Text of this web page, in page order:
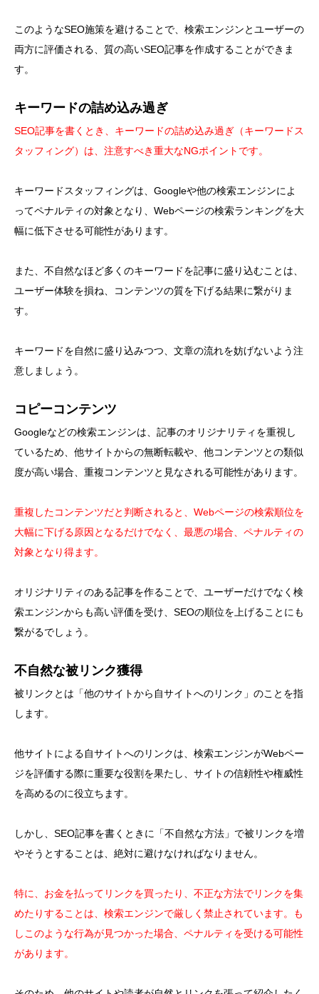
このようなSEO施策を避けることで、検索エンジンとユーザーの
両方に評価される、質の高いSEO記事を作成することができま
す。
キーワードの詰め込み過ぎ
SEO記事を書くとき、キーワードの詰め込み過ぎ（キーワードス
タッフィング）は、注意すべき重大なNGポイントです。
キーワードスタッフィングは、Googleや他の検索エンジンによ
ってペナルティの対象となり、Webページの検索ランキングを大
幅に低下させる可能性があります。
また、不自然なほど多くのキーワードを記事に盛り込むことは、
ユーザー体験を損ね、コンテンツの質を下げる結果に繋がりま
す。
キーワードを自然に盛り込みつつ、文章の流れを妨げないよう注
意しましょう。
コピーコンテンツ
Googleなどの検索エンジンは、記事のオリジナリティを重視し
ているため、他サイトからの無断転載や、他コンテンツとの類似
度が高い場合、重複コンテンツと見なされる可能性があります。
重複したコンテンツだと判断されると、Webページの検索順位を
大幅に下げる原因となるだけでなく、最悪の場合、ペナルティの
対象となり得ます。
オリジナリティのある記事を作ることで、ユーザーだけでなく検
索エンジンからも高い評価を受け、SEOの順位を上げることにも
繋がるでしょう。
不自然な被リンク獲得
被リンクとは「他のサイトから自サイトへのリンク」のことを指
します。
他サイトによる自サイトへのリンクは、検索エンジンがWebペー
ジを評価する際に重要な役割を果たし、サイトの信頼性や権威性
を高めるのに役立ちます。
しかし、SEO記事を書くときに「不自然な方法」で被リンクを増
やそうとすることは、絶対に避けなければなりません。
特に、お金を払ってリンクを買ったり、不正な方法でリンクを集
めたりすることは、検索エンジンで厳しく禁止されています。も
しこのような行為が見つかった場合、ペナルティを受ける可能性
があります。